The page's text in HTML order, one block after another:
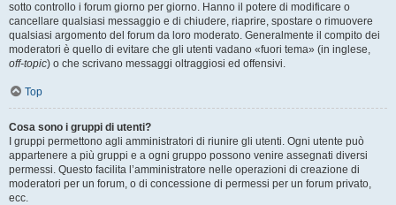
sotto controllo i forum giorno per giorno. Hanno il potere di modificare o
cancellare qualsiasi messaggio e di chiudere, riaprire, spostare o rimuovere
qualsiasi argomento del forum da loro moderato. Generalmente il compito dei
moderatori è quello di evitare che gli utenti vadano «fuori tema» (in inglese,
off-topic) o che scrivano messaggi oltraggiosi ed offensivi.
Top
Cosa sono i gruppi di utenti?
I gruppi permettono agli amministratori di riunire gli utenti. Ogni utente può
appartenere a più gruppi e a ogni gruppo possono venire assegnati diversi
permessi. Questo facilita l’amministratore nelle operazioni di creazione di
moderatori per un forum, o di concessione di permessi per un forum privato,
ecc.